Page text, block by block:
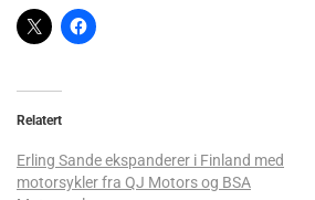
Relatert
Erling Sande ekspanderer i Finland med
motorsykler fra QJ Motors og BSA